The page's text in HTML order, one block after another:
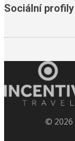
Sociální profily
© 2026